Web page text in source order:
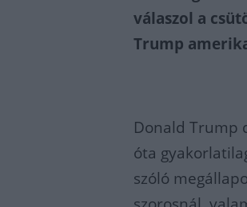
válaszol a
Trump
Donald Trump
óta
szóló